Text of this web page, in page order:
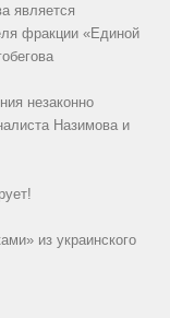
является
фракции «Единой
незаконно
Назимова и
из украинского